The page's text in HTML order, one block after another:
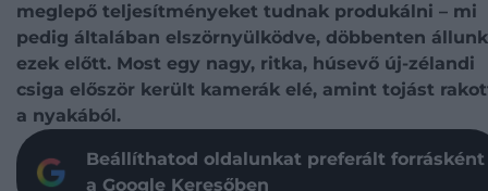
meglepő teljesítményeket tudnak produkálni – mi
pedig általában elszörnyülködve, döbbenten állunk
ezek előtt. Most egy nagy, ritka, húsevő új-zélandi
csiga először került kamerák elé, amint tojást
a nyakából.
Beállíthatod oldalunkat preferált forrásként
a Google Keresőben